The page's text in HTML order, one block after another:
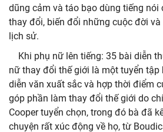
dũng cảm và táo bạo dùng tiếng
thay đổi, biến đổi những cuộc đời và
lịch sử.
Khi phụ nữ lên tiếng: 35 bài diễn
nữ thay đổi thế giới là một tuyển tập
diễn văn xuất sắc và hợp thời điểm
góp phần làm thay đổi thế giới do
Cooper tuyển chọn, trong đó bà đã
chuyện rất xúc động về họ, từ